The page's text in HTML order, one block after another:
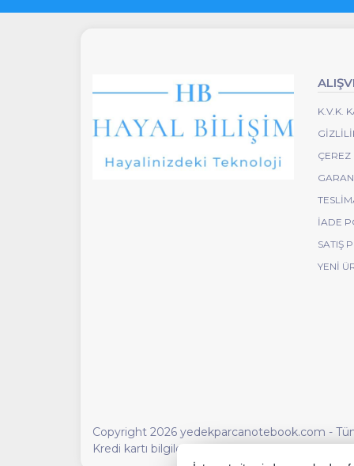
K.V.K.
ÇEREZ
İADE
SATIŞ
YENI
Copyright 2026 yedekparcanotebook.com - Tüm
Kredi kartı bilgileriniz 256bit SSL sertifikası ile